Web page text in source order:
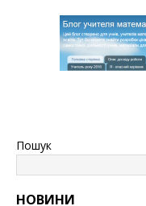
Пошук
НОВИНИ